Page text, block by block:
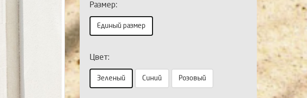
Размер:
Единый размер
Цвет:
Зеленый Синий Розовый
Выберите количество: